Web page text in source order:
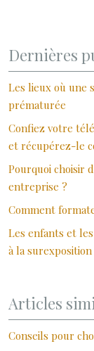
Dernières
Les lieux où une
prématurée
Confiez votre
et récupérez-le
Pourquoi choisir
entreprise ?
Comment
Les enfants et
à la surexposition
Articles
Conseils pour